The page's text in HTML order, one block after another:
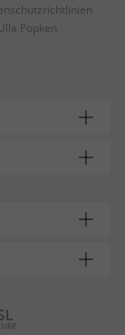
Popken